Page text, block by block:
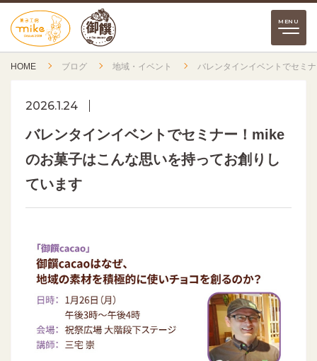
HOME ブログ 地域・イベント バレンタインイベントでセミ
2026.1.24
バレンタインイベントでセミナー！mike
のお菓子はこんな思いを持ってお創りし
ています